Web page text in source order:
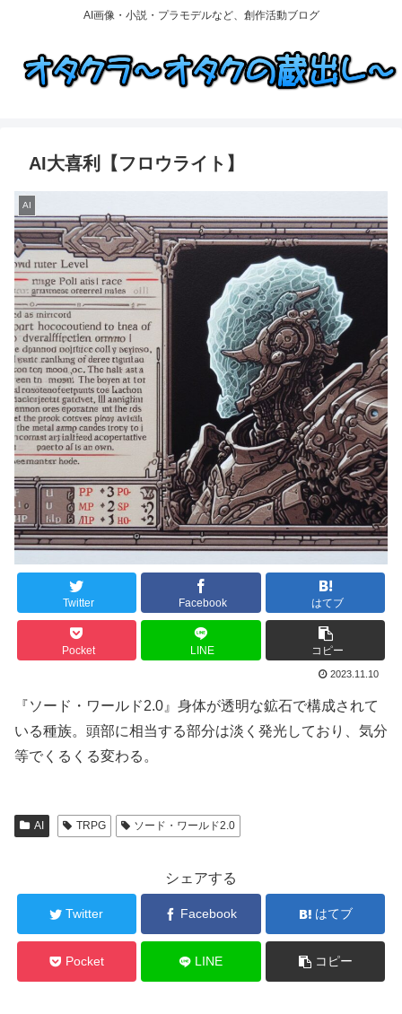
AI画像・小説・プラモデルなど、創作活動ブログ
AI大喜利【フロウライト】
AI
Twitter Facebook はてブ
Pocket LINE コピー
2023.11.10
『ソード・ワールド2.0』身体が透明な鉱石で構成されて
いる種族。頭部に相当する部分は淡く発光しており、気分
等でくるくる変わる。
AI TRPG ソード・ワールド2.0
シェアする
Twitter Facebook はてブ
Pocket LINE コピー